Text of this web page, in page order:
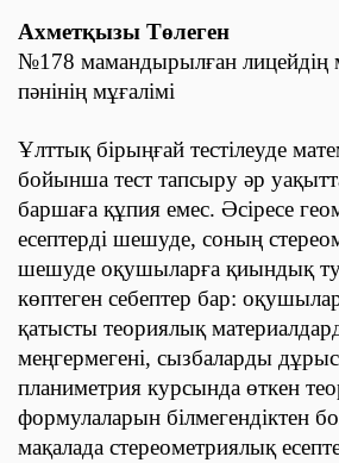
Ахметқызы Төлеген
№178 мамандырылған лицейдің
пәнінің мұғалімі
Ұлттық бірыңғай тестілеуде
бойынша тест тапсыру әр
баршаға құпия емес. Әсіресе
есептерді шешуде, соның
шешуде оқушыларға қиындық
көптеген себептер бар:
қатысты теориялық
меңгермегені, сызбаларды
планиметрия курсында өткен
формулаларын білмегендіктен
мақалада стереометриялық